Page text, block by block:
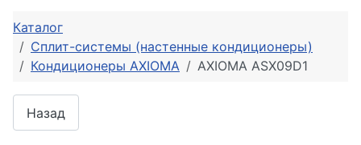
Каталог
Сплит-системы (настенные кондиционеры)
Кондиционеры AXIOMA
AXIOMA ASX09D1